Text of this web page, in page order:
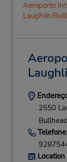
Aeroporto
Laughlin/
2550
Telefone:
Location